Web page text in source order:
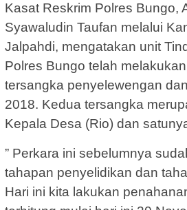
Kasat Reskrim Polres Bungo,
Syawaludin Taufan melalui
Jalpahdi, mengatakan unit
Polres Bungo telah
tersangka penyelewengan
2018. Kedua tersangka
Kepala Desa (Rio) dan
” Perkara ini sebelumnya
tahapan penyelidikan dan
Hari ini kita lakukan